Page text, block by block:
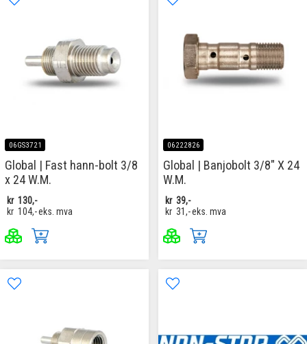
06GS3721
Global | Fast hann-bolt 3/8
x 24 W.M.
kr 130,-
kr 104,-eks. mva
06222826
Global | Banjobolt 3/8" X 24
W.M.
kr 39,-
kr 31,-eks. mva